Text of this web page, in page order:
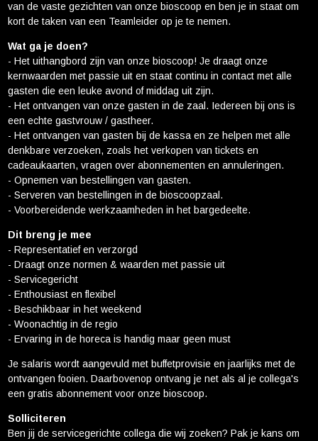
Abonnement cadeau geven
ONZE BIOSCOOP
Ons serviceconcept
Eten en drinken
Vacatures
PRAKTISCH
Openingstijden
Contact
Tarieven
Parkeren en OV
van de vaste gezichten van onze bioscoop en ben je in staat om
kort de taken van een Teamleider op je te nemen.
Wat ga je doen?
- Het uithangbord zijn van onze bioscoop! Je draagt onze
kernwaarden met passie uit en staat continu in contact met alle
gasten die een leuke avond of middag uit zijn.
- Het ontvangen van onze gasten in de zaal. Iedereen bij ons is
een echte gastvrouw / gastheer.
- Het ontvangen van gasten bij de kassa en ze helpen met alle
denkbare verzoeken, zoals het verkopen van tickets en
cadeaukaarten, vragen over abonnementen en annuleringen.
- Opnemen van bestellingen van gasten.
- Serveren van bestellingen in de bioscoopzaal.
- Voorbereidende werkzaamheden in het bargedeelte.
Dit breng je mee
- Representatief en verzorgd
- Draagt onze normen & waarden met passie uit
- Servicegericht
- Enthousiast en flexibel
- Beschikbaar in het weekend
- Woonachtig in de regio
- Ervaring in de horeca is handig maar geen must
Je salaris wordt aangevuld met buffetprovisie en jaarlijks met de
ontvangen fooien. Daarbovenop ontvang je net als al je collega's
een gratis abonnement voor onze bioscoop.
Solliciteren
Ben jij de servicegerichte collega die wij zoeken? Pak je kans om